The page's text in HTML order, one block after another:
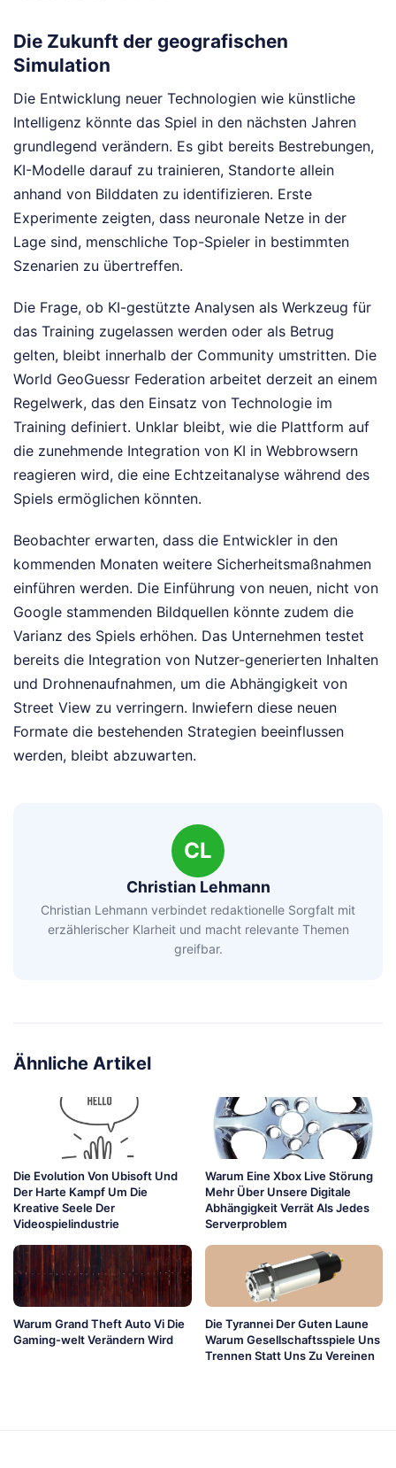
Die Zukunft der geografischen
Simulation
Die Entwicklung neuer Technologien wie künstliche
Intelligenz könnte das Spiel in den nächsten Jahren
grundlegend verändern. Es gibt bereits Bestrebungen,
KI-Modelle darauf zu trainieren, Standorte allein
anhand von Bilddaten zu identifizieren. Erste
Experimente zeigten, dass neuronale Netze in der
Lage sind, menschliche Top-Spieler in bestimmten
Szenarien zu übertreffen.
Die Frage, ob KI-gestützte Analysen als Werkzeug für
das Training zugelassen werden oder als Betrug
gelten, bleibt innerhalb der Community umstritten. Die
World GeoGuessr Federation arbeitet derzeit an einem
Regelwerk, das den Einsatz von Technologie im
Training definiert. Unklar bleibt, wie die Plattform auf
die zunehmende Integration von KI in Webbrowsern
reagieren wird, die eine Echtzeitanalyse während des
Spiels ermöglichen könnten.
Beobachter erwarten, dass die Entwickler in den
kommenden Monaten weitere Sicherheitsmaßnahmen
einführen werden. Die Einführung von neuen, nicht von
Google stammenden Bildquellen könnte zudem die
Varianz des Spiels erhöhen. Das Unternehmen testet
bereits die Integration von Nutzer-generierten Inhalten
und Drohnenaufnahmen, um die Abhängigkeit von
Street View zu verringern. Inwiefern diese neuen
Formate die bestehenden Strategien beeinflussen
werden, bleibt abzuwarten.
CL
Christian Lehmann
Christian Lehmann verbindet redaktionelle Sorgfalt mit
erzählerischer Klarheit und macht relevante Themen
greifbar.
Ähnliche Artikel
Die Evolution Von Ubisoft Und
Der Harte Kampf Um Die
Kreative Seele Der
Videospielindustrie
Warum Eine Xbox Live Störung
Mehr Über Unsere Digitale
Abhängigkeit Verrät Als Jedes
Serverproblem
Warum Grand Theft Auto Vi Die
Gaming-welt Verändern Wird
Die Tyrannei Der Guten Laune
Warum Gesellschaftsspiele Uns
Trennen Statt Uns Zu Vereinen